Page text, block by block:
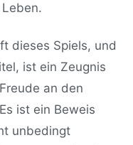
dieses Spiels, und
ist ein Zeugnis
an den
ist ein Beweis
unbedingt